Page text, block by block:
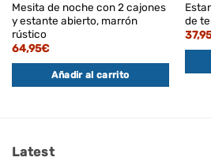
Mesita de noche con 2 cajones
y estante abierto, marrón
rústico
64,95€
Añadir al carrito
de
37,95
Latest